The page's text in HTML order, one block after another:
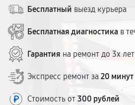
Бесплатный выезд курьера
Бесплатная диагностика в
Гарантия на ремонт до 3х лет
Экспресс ремонт за 20 минут
Стоимость от 300 рублей